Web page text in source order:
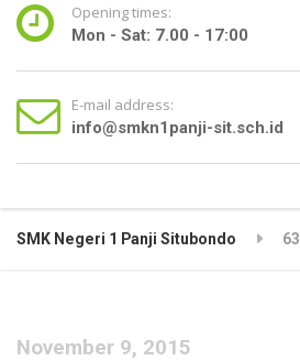
Opening times:
Mon - Sat: 7.00 - 17:00
E-mail address:
info@smkn1panji-sit.sch.id
SMK Negeri 1 Panji Situbondo 63
November 9, 2015